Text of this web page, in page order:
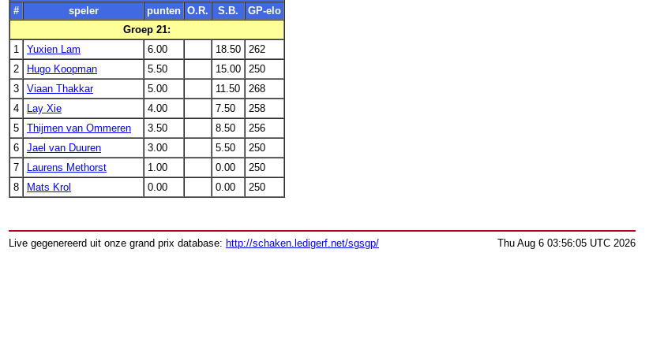
#
speler punten O.R. S.B.
GP-elo
Groep 21:
1
Yuxien Lam 6.00 18.50
262
2
Hugo Koopman 5.50 15.00
250
3
Viaan Thakkar 5.00 11.50
268
4
Lay Xie 4.00 7.50
258
5
Thijmen van Ommeren 3.50 8.50
256
6
Jael van Duuren 3.00 5.50
250
7
Laurens Methorst 1.00 0.00
250
8
Mats Krol 0.00 0.00 250
Live gegenereerd uit onze grand prix database: http://schaken.ledigerf.net/sgsgp/ Thu Aug 6 03:56:05 UTC 2026